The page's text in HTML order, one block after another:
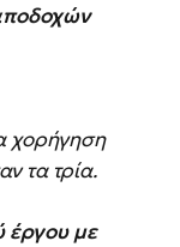
χορήγηση
τα τρία.
έργου με